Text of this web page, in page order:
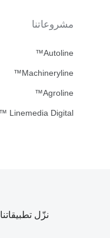
مشروعاتنا
Autoline™
Machineryline™
Agroline™
Linemedia Digital ™
نزّل تطبيقاتنا